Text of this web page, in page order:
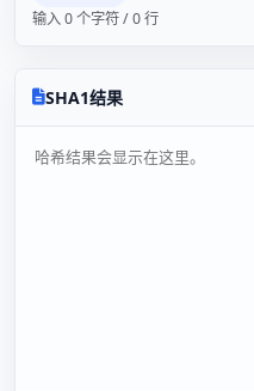
输入 0 个字符 / 0 行
SHA1结果